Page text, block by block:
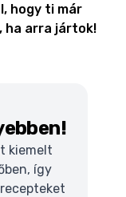
hogy ti már
ha arra jártok!
kiemelt
így